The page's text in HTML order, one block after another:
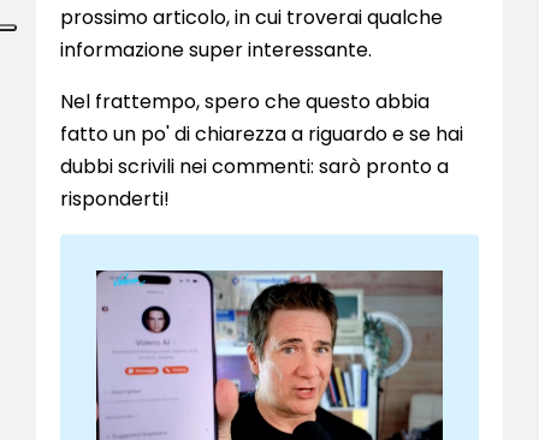
prossimo articolo, in cui troverai qualche
informazione super interessante.
Nel frattempo, spero che questo abbia
fatto un po' di chiarezza a riguardo e se hai
dubbi scrivili nei commenti: sarò pronto a
risponderti!